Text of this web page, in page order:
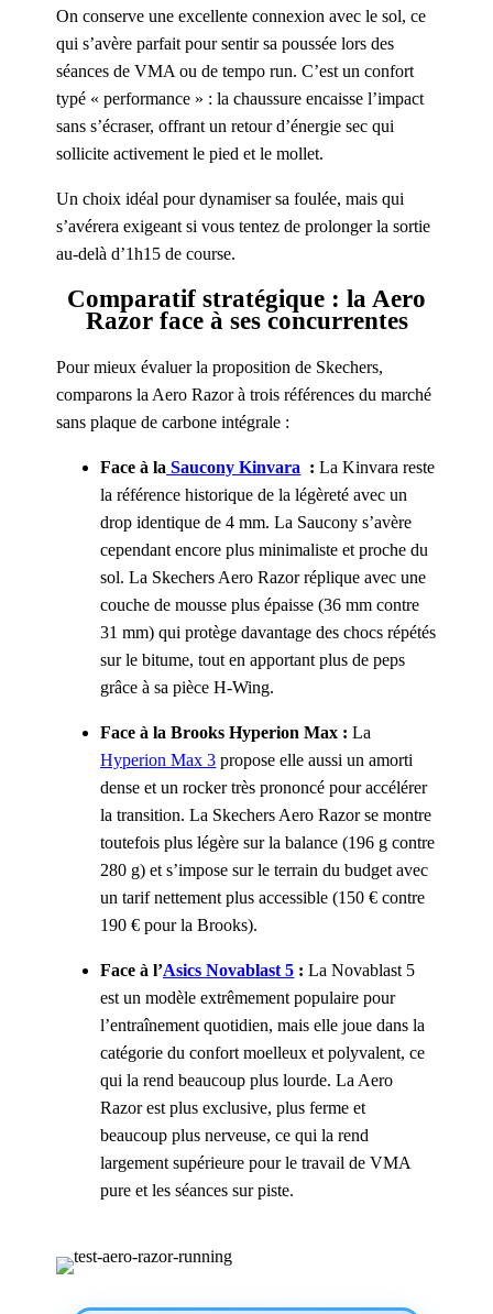
On conserve une excellente connexion avec le sol, ce
qui s’avère parfait pour sentir sa poussée lors des
séances de VMA ou de tempo run. C’est un confort
typé « performance » : la chaussure encaisse l’impact
sans s’écraser, offrant un retour d’énergie sec qui
sollicite activement le pied et le mollet.
Un choix idéal pour dynamiser sa foulée, mais qui
s’avérera exigeant si vous tentez de prolonger la sortie
au-delà d’1h15 de course.
Comparatif stratégique : la Aero
Razor face à ses concurrentes
Pour mieux évaluer la proposition de Skechers,
comparons la Aero Razor à trois références du marché
sans plaque de carbone intégrale :
Face à la Saucony Kinvara : La Kinvara reste
la référence historique de la légèreté avec un
drop identique de 4 mm. La Saucony s’avère
cependant encore plus minimaliste et proche du
sol. La Skechers Aero Razor réplique avec une
couche de mousse plus épaisse (36 mm contre
31 mm) qui protège davantage des chocs répétés
sur le bitume, tout en apportant plus de peps
grâce à sa pièce H-Wing.
Face à la Brooks Hyperion Max : La
Hyperion Max 3 propose elle aussi un amorti
dense et un rocker très prononcé pour accélérer
la transition. La Skechers Aero Razor se montre
toutefois plus légère sur la balance (196 g contre
280 g) et s’impose sur le terrain du budget avec
un tarif nettement plus accessible (150 € contre
190 € pour la Brooks).
Face à l’Asics Novablast 5 : La Novablast 5
est un modèle extrêmement populaire pour
l’entraînement quotidien, mais elle joue dans la
catégorie du confort moelleux et polyvalent, ce
qui la rend beaucoup plus lourde. La Aero
Razor est plus exclusive, plus ferme et
beaucoup plus nerveuse, ce qui la rend
largement supérieure pour le travail de VMA
pure et les séances sur piste.